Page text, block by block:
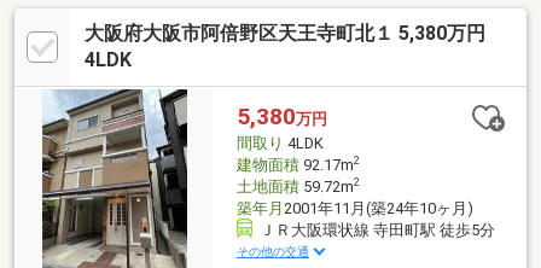
歩4分！《物件のポイント》■令和8年5月にリフォーム済み！■平
成13年建築の戸建！■３沿線利用可能・各駅徒歩10分圏内の好立
地です！■専有面積92.17㎡の4LDKです♪■段差のないフラット設
では他社様掲載物件もまとめてご案内可能です♪
大阪府大阪市阿倍野区天王寺町北１ 5,380万円
4LDK
5,380万円
間取り 4LDK
建物面積92.17m2
土地面積59.72m2
築年月 2001年11月(築24年10ヶ月)
ＪＲ大阪環状線 寺田町駅 徒歩5分
その他の交通